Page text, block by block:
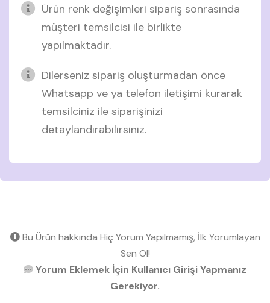
Ürün renk değişimleri sipariş sonrasında
müşteri temsilcisi ile birlikte
yapılmaktadır.
Dilerseniz sipariş oluşturmadan önce
Whatsapp ve ya telefon iletişimi kurarak
temsilciniz ile siparişinizi
detaylandırabilirsiniz.
Bu Ürün hakkında Hiç Yorum Yapılmamış, İlk Yorumlayan
Sen Ol!
Yorum Eklemek İçin Kullanıcı Girişi Yapmanız
Gerekiyor.